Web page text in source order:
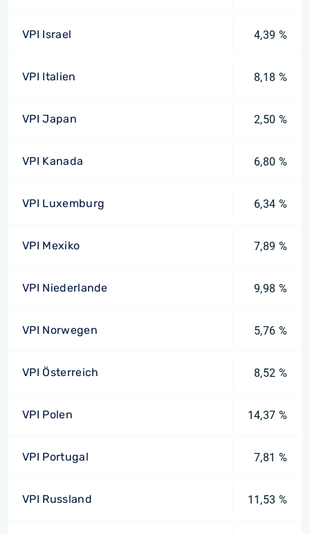
VPI Israel 4,39 %
VPI Italien 8,18 %
VPI Japan 2,50 %
VPI Kanada 6,80 %
VPI Luxemburg 6,34 %
VPI Mexiko 7,89 %
VPI Niederlande 9,98 %
VPI Norwegen 5,76 %
VPI Österreich 8,52 %
VPI Polen 14,37 %
VPI Portugal 7,81 %
VPI Russland 11,53 %